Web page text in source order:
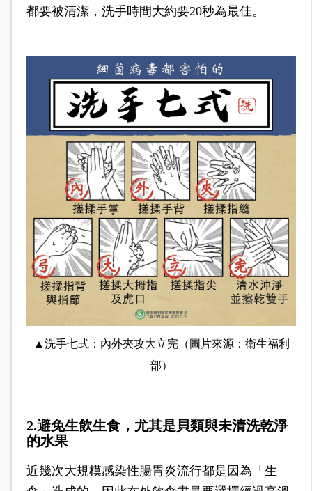
都要被清潔，洗手時間大約要20秒為最佳。
▲洗手七式：內外夾攻大立完（圖片來源：衛生福利
部）
2.避免生飲生食，尤其是貝類與未清洗乾淨
的水果
近幾次大規模感染性腸胃炎流行都是因為「生